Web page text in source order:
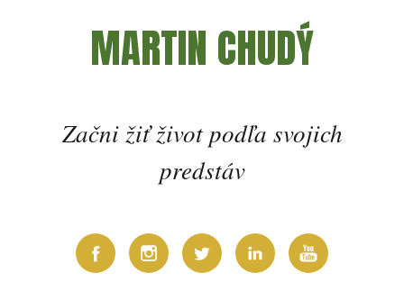
MARTIN CHUDÝ
Začni žiť život podľa svojich
predstáv